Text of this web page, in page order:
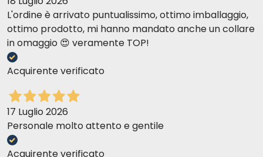
L'ordine è arrivato puntualissimo, ottimo imballaggio,
ottimo prodotto, mi hanno mandato anche un collare
in omaggio 😍 veramente TOP!
Acquirente verificato
17 Luglio 2026
Personale molto attento e gentile
Acquirente verificato